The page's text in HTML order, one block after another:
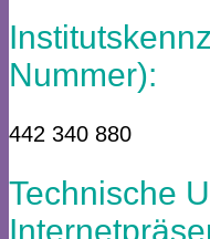
Nummer):
442 340 880
Technische